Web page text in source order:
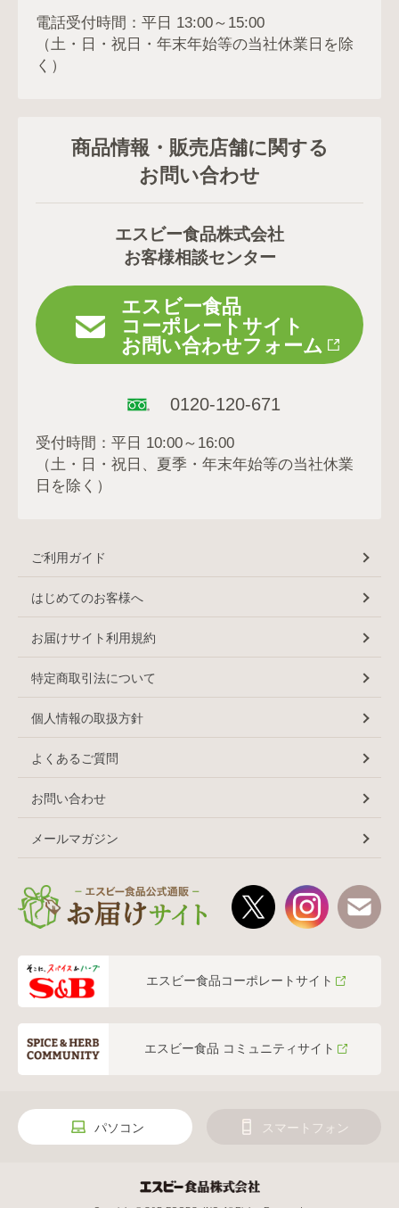
電話受付時間：平日 13:00～15:00
（土・日・祝日・年末年始等の当社休業日を除
く）
商品情報・販売店舗に関する
お問い合わせ
エスビー食品株式会社
お客様相談センター
エスビー食品
コーポレートサイト
お問い合わせフォーム
0120-120-671
受付時間：平日 10:00～16:00
（土・日・祝日、夏季・年末年始等の当社休業
日を除く）
ご利用ガイド
はじめてのお客様へ
お届けサイト利用規約
特定商取引法について
個人情報の取扱方針
よくあるご質問
お問い合わせ
メールマガジン
エスビー食品コーポレートサイト
エスビー食品 コミュニティサイト
パソコン スマートフォン